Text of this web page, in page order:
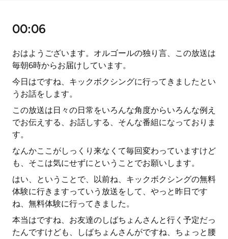
00:06
おはようございます。オルゴールの独り言、この放送は
毎朝6時からお届けしています。
今日はですね、キックボクシングに行ってきましたとい
うお話をします。
この放送は日々の日常をいろんな角度からいろんな例え
でお伝えする、お話しする、そんな番組になっておりま
す。
なんかここがしっくり来なくて毎回変わっていますけど
も、そこは気にせずにということでお願いします。
はい、ということで、以前ね、キックボクシングの無料
体験に行きますっていう放送をして、やっと昨日です
ね、無料体験に行ってきました。
本当はですね、お友達のしばちょんさんと行く予定だっ
たんですけども、しばちょんさんがですね、ちょっと腰